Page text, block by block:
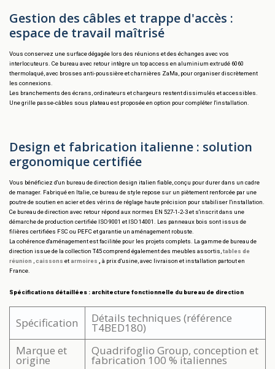
Gestion des câbles et trappe d'accès :
espace de travail maîtrisé
Vous conservez une surface dégagée lors des réunions et des échanges avec vos
interlocuteurs. Ce bureau avec retour intègre un top access en aluminium extrudé 6060
thermolaqué, avec brosses anti-poussière et charnières ZaMa, pour organiser discrètement
les connexions.
Les branchements des écrans, ordinateurs et chargeurs restent dissimulés et accessibles.
Une grille passe-câbles sous plateau est proposée en option pour compléter l'installation.
Design et fabrication italienne : solution
ergonomique certifiée
Vous bénéficiez d'un bureau de direction design italien fiable, conçu pour durer dans un cadre
de manager. Fabriqué en Italie, ce bureau de style repose sur un piètement renforcée par une
poutre de soutien en acier et des vérins de réglage haute précision pour stabiliser l'installation.
Ce bureau de direction avec retour répond aux normes EN 527-1-2-3 et s'inscrit dans une
démarche de production certifiée ISO 9001 et ISO 14001. Les panneaux bois sont issus de
filières certifiées FSC ou PEFC et garantie un aménagement robuste.
La cohérence d'aménagement est facilitée pour les projets complets. La gamme de bureau de
direction issue de la collection T45 comprend également des meubles assortis, tables de
réunion
caissons etarmoires
à prix d'usine, avec livraison et installation partout en
France.
Spécifications détaillées : architecture fonctionnelle du bureau de direction
Spécification Détails techniques (référence
T4BED180)
Marque et
origine
Quadrifoglio Group, conception et
fabrication 100 % italiennes